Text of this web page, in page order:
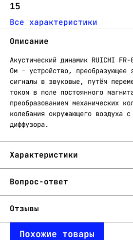
15
Все характеристики
Описание
Акустический динамик RUICHI
Ом – устройство, преобразующее
сигналы в звуковые, путём
током в поле постоянного
преобразованием механических
колебания окружающего воздуха
диффузора.
Характеристики
Вопрос-ответ
Отзывы
Похожие товары